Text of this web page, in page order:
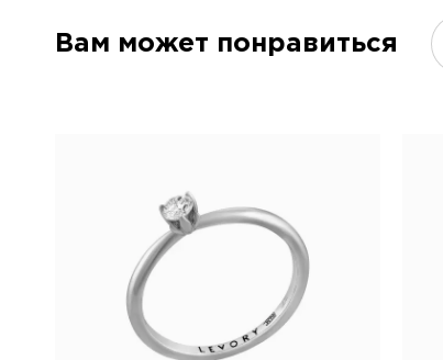
Вам может понравиться